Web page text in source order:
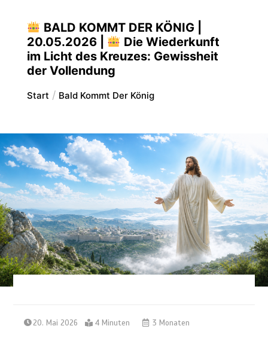
BALD KOMMT DER KÖNIG |
20.05.2026 |
Die Wiederkunft
im Licht des Kreuzes: Gewissheit
der Vollendung
Start Bald Kommt Der König
20. Mai 2026 4 Minuten 3 Monaten